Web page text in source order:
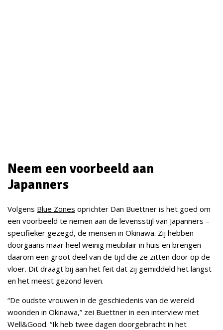
Neem een voorbeeld aan
Japanners
Volgens Blue Zones oprichter Dan Buettner is het goed om
een voorbeeld te nemen aan de levensstijl van Japanners –
specifieker gezegd, de mensen in Okinawa. Zij hebben
doorgaans maar heel weinig meubilair in huis en brengen
daarom een groot deel van de tijd die ze zitten door op de
vloer. Dit draagt bij aan het feit dat zij gemiddeld het langst
en het meest gezond leven.
“De oudste vrouwen in de geschiedenis van de wereld
woonden in Okinawa,” zei Buettner in een interview met
Well&Good. “Ik heb twee dagen doorgebracht in het